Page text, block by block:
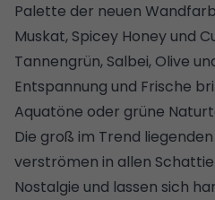
Palette der neuen
Muskat, Spicey Honey und
Tannengrün, Salbei, Olive
Entspannung und Frische
Aquatöne oder grüne
Die groß im Trend
verströmen in allen
Nostalgie und lassen sich